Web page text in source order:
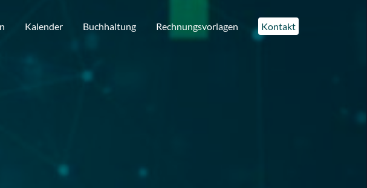
Kalender Buchhaltung Rechnungsvorlagen Kontakt